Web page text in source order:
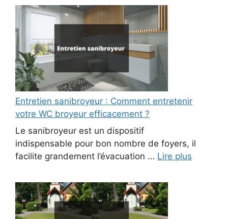
Entretien sanibroyeur : Comment entretenir
votre WC broyeur efficacement ?
Le sanibroyeur est un dispositif
indispensable pour bon nombre de foyers, il
facilite grandement l’évacuation … Lire plus